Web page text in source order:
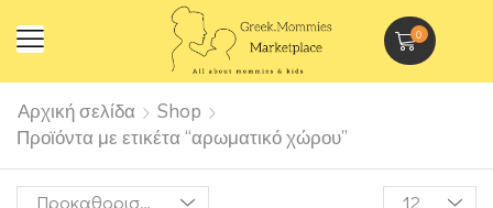
0
Αρχική σελίδα
Shop
Προϊόντα με ετικέτα “αρωματικό χώρου”